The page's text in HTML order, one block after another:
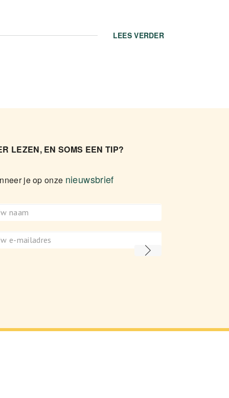
LEES VERDER
LEZEN, EN SOMS EEN TIP?
je op onze nieuwsbrief